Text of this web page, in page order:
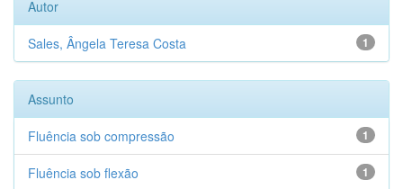
Autor
1
Sales, Ângela Teresa Costa
Assunto
1
Fluência sob compressão
1
Fluência sob flexão